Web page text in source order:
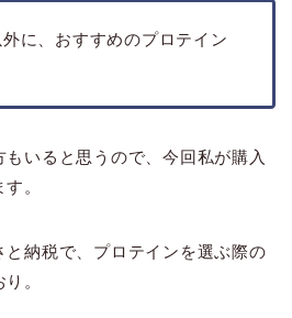
外に、おすすめのプロテイン
いると思うので、今回私が購入
。
納税で、プロテインを選ぶ際の
。